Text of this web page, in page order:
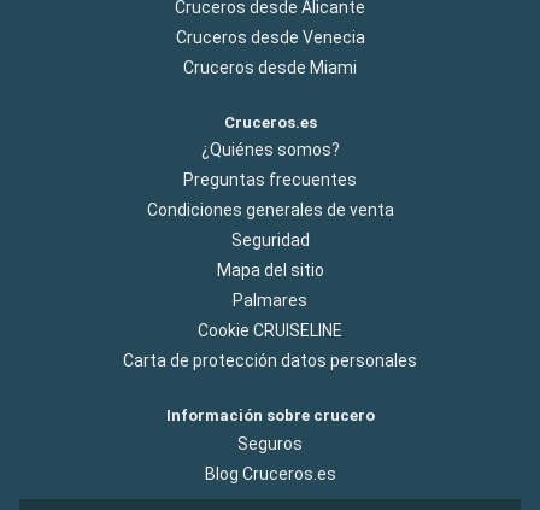
Cruceros desde Alicante
Cruceros desde Venecia
Cruceros desde Miami
Cruceros.es
¿Quiénes somos?
Preguntas frecuentes
Condiciones generales de venta
Seguridad
Mapa del sitio
Palmares
Cookie CRUISELINE
Carta de protección datos personales
Información sobre crucero
Seguros
Blog Cruceros.es